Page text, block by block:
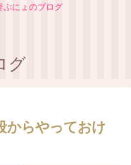
ぷにょのブログ
グ
からやっておけ